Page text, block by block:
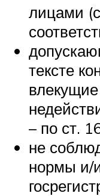
лицами
тексте
– по ст.
не
нормы и/